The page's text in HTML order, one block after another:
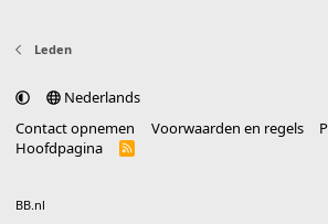
Leden
Nederlands
Contact opnemen
Voorwaarden en regels
Hoofdpagina
R
BB.nl